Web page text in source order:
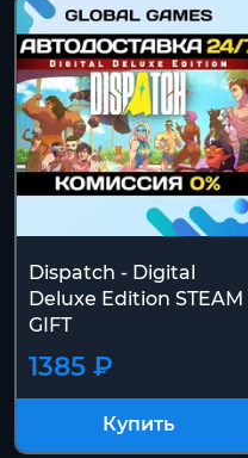
Dispatch - Digital
Deluxe Edition STEAM
GIFT
1385 ₽
Купить